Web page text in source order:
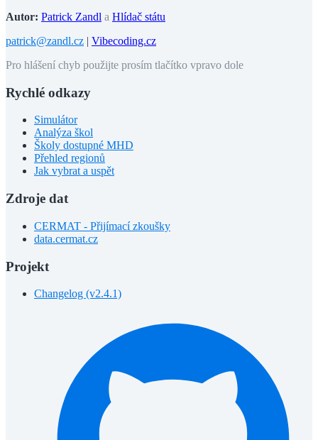
Autor: Patrick Zandl a Hlídač státu
patrick@zandl.cz | Vibecoding.cz
Pro hlášení chyb použijte prosím tlačítko vpravo dole
Rychlé odkazy
Simulátor
Analýza škol
Školy dostupné MHD
Přehled regionů
Jak vybrat a uspět
Zdroje dat
CERMAT - Přijímací zkoušky
data.cermat.cz
Projekt
Changelog (v2.4.1)